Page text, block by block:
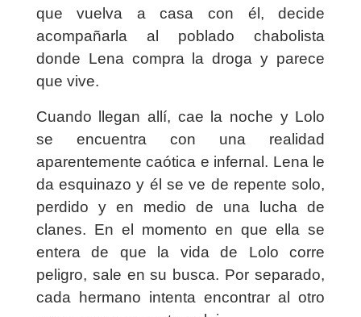
que vuelva a casa con él, decide
acompañarla al poblado chabolista
donde Lena compra la droga y parece
que vive.
Cuando llegan allí, cae la noche y Lolo
se encuentra con una realidad
aparentemente caótica e infernal. Lena le
da esquinazo y él se ve de repente solo,
perdido y en medio de una lucha de
clanes. En el momento en que ella se
entera de que la vida de Lolo corre
peligro, sale en su busca. Por separado,
cada hermano intenta encontrar al otro